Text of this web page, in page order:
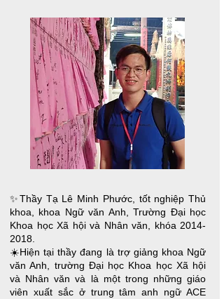
✨Thầy Tạ Lê Minh Phước, tốt nghiệp Thủ
khoa, khoa Ngữ văn Anh, Trường Đại học
Khoa học Xã hội và Nhân văn, khóa 2014-
2018
☀️Hiện tại thầy đang là trợ giảng khoa Ngữ
văn Anh, trường Đại học Khoa học Xã hội
và Nhân văn và là một trong những giáo
viên xuất sắc ở trung tâm anh ngữ ACE